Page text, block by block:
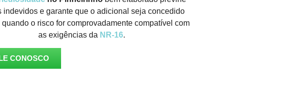
indevidos e garante que o adicional seja concedido
o risco for comprovadamente compatível com
as exigências da NR-16.
CONOSCO